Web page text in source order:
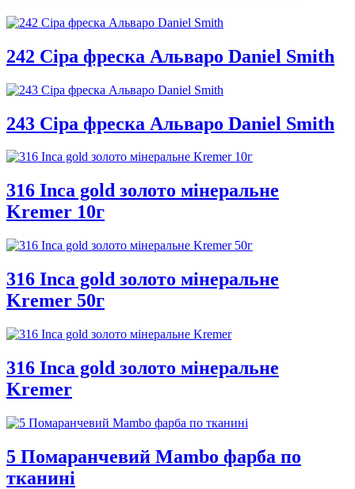
242 Сіра фреска Альваро Daniel Smith
243 Сіра фреска Альваро Daniel Smith
316 Inca gold золото мінеральне
Kremer 10г
316 Inca gold золото мінеральне
Kremer 50г
316 Inca gold золото мінеральне
Kremer
5 Помаранчевий Mambo фарба по
тканині